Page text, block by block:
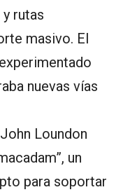
rutas
masivo. El
nuevas vías
Loundon
un
para soportar